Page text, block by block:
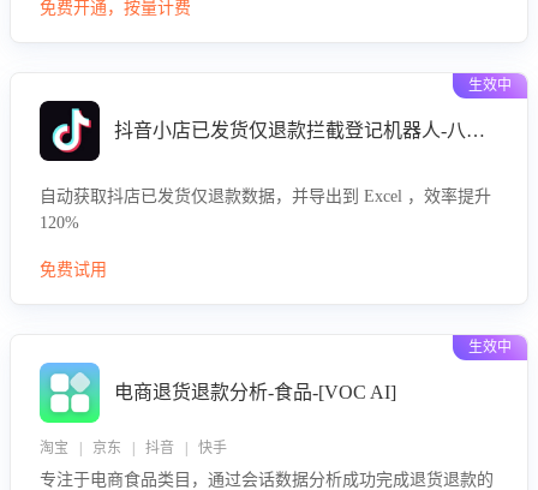
效性与完整性，输出针对性改进策略，助力商家快速优化快捷
免费开通，按量计费
生效中
抖音小店已发货仅退款拦截登记机器人-八爪鱼
自动获取抖店已发货仅退款数据，并导出到 Excel ，效率提升
120%
免费试用
生效中
电商退货退款分析-食品-[VOC AI]
淘宝 | 京东 | 抖音 | 快手
专注于电商食品类目，通过会话数据分析成功完成退货退款的